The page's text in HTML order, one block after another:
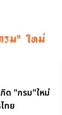
ด "กรม"ใหม่
ทย